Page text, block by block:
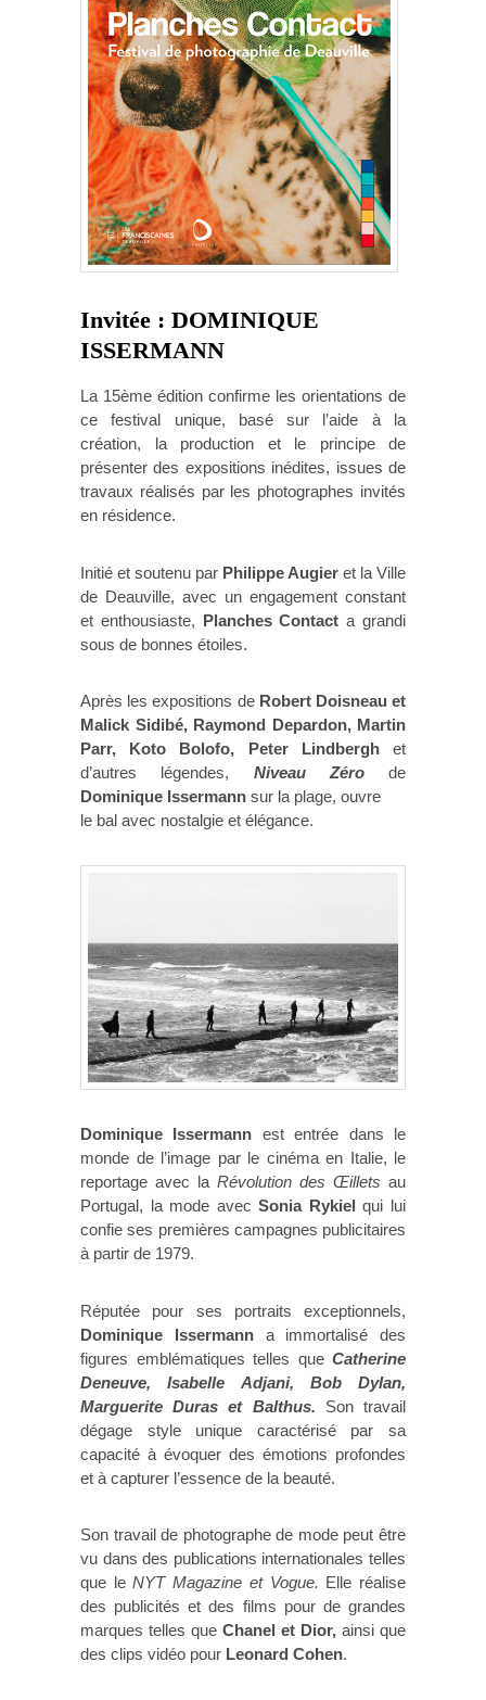
Invitée : DOMINIQUE
ISSERMANN
La 15ème édition confirme les orientations de
ce festival unique, basé sur l’aide à la
création, la production et le principe de
présenter des expositions inédites, issues de
travaux réalisés par les photographes invités
en résidence.
Initié et soutenu par Philippe Augier et la Ville
de Deauville, avec un engagement constant
et enthousiaste, Planches Contact a grandi
sous de bonnes étoiles.
Après les expositions de Robert Doisneau et
Malick Sidibé, Raymond Depardon, Martin
Parr, Koto Bolofo, Peter Lindbergh et
d’autres légendes, Niveau Zérode
Dominique Issermann sur la plage, ouvre
le bal avec nostalgie et élégance.
Dominique Issermann est entrée dans le
monde de l’image par le cinéma en Italie, le
reportage avec la Révolution des Œillets au
Portugal, la mode avec Sonia Rykiel qui lui
confie ses premières campagnes publicitaires
à partir de 1979.
Réputée pour ses portraits exceptionnels,
Dominique Issermanna immortalisé des
figures emblématiques telles queCatherine
Deneuve, Isabelle Adjani, Bob Dylan,
Marguerite Duras et Balthus. Son travail
dégage style unique caractérisé par sa
capacité à évoquer des émotions profondes
et à capturer l’essence de la beauté.
Son travail de photographe de mode peut être
vu dans des publications internationales telles
que leNYT Magazine et Vogue. Elle réalise
des publicités et des films pour de grandes
marques telles que Chanel et Dior, ainsi que
des clips vidéo pour Leonard Cohen.